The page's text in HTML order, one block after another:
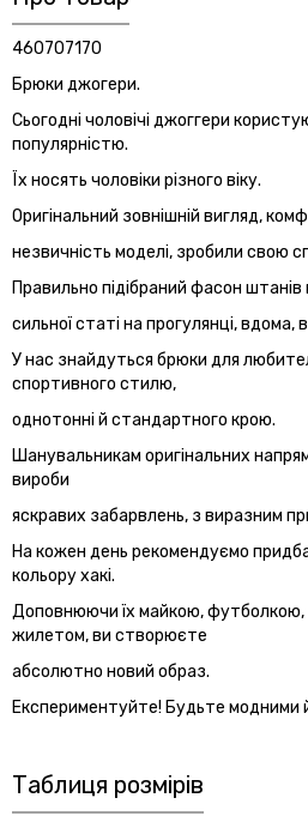
460707170
Брюки джогери.
Сьогодні чоловічі джоггери
популярністю.
Їх носять чоловіки різного віку.
Оригінальний зовнішній вигляд,
незвичність моделі, зробили свою
Правильно підібраний фасон
сильної статі на прогулянці, вдома,
У нас знайдуться брюки для
спортивного стилю,
однотонні й стандартного крою.
Шанувальникам оригінальних
вироби
яскравих забарвлень, з виразним
На кожен день рекомендуємо
кольору хакі.
Доповнюючи їх майкою, футболкою,
жилетом, ви створюєте
абсолютно новий образ.
Експериментуйте! Будьте модними
Таблиця розмірів